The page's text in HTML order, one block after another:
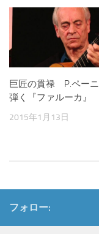
巨匠の貫禄 P.ペー
弾く『ファルーカ』
2015年1月13日
フォロー: